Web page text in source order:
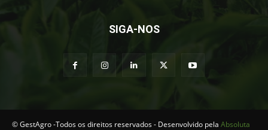
SIGA-NOS
© GestAgro -Todos os direitos reservados - Desenvolvido pela Absoluta